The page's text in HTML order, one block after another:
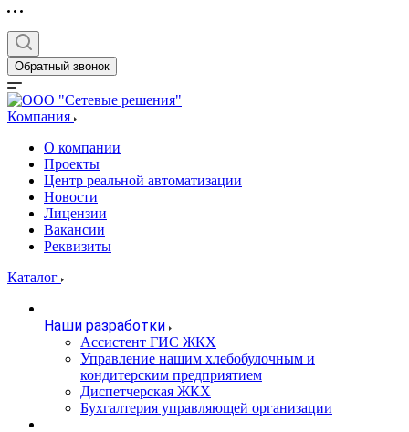
Обратный звонок
Компания
О компании
Проекты
Центр реальной автоматизации
Новости
Лицензии
Вакансии
Реквизиты
Каталог
Наши разработки
Ассистент ГИС ЖКХ
Управление нашим хлебобулочным и
кондитерским предприятием
Диспетчерская ЖКХ
Бухгалтерия управляющей организации